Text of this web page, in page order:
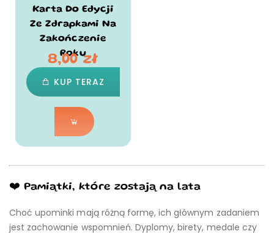
Karta Do Edycji
Ze Zdrapkami Na
Zakończenie
Roku
8,00zł
KUP TERAZ
❤️ Pamiątki, które zostają na lata
Choć upominki mają różną formę, ich głównym zadaniem
jest zachowanie wspomnień. Dyplomy, birety, medale czy